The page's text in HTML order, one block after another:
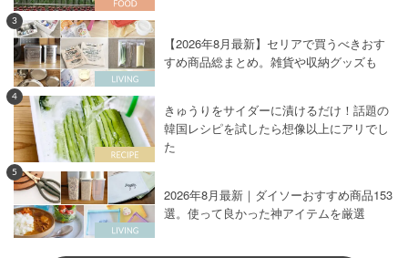
3
【2026年8月最新】セリアで買うべきおす
すめ商品総まとめ。雑貨や収納グッズも
4
きゅうりをサイダーに漬けるだけ！話題の
韓国レシピを試したら想像以上にアリでし
た
5
2026年8月最新｜ダイソーおすすめ商品153
選。使って良かった神アイテムを厳選